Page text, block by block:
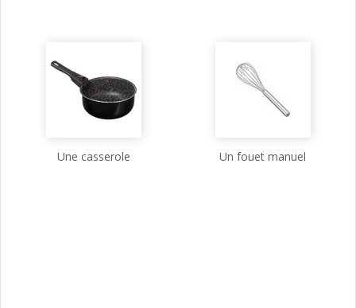
Une casserole Un fouet manuel